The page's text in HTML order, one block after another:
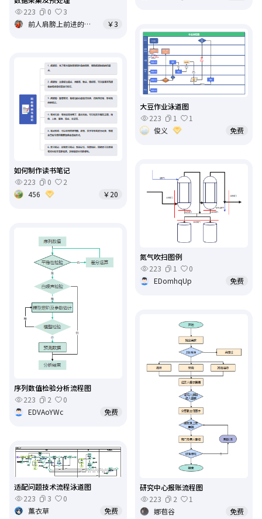
223
0
3
前人肩膀上前进的一后进者
￥3
大豆作业泳道图
223
1
1
俊义
免费
如何制作读书笔记
223
0
2
456
￥20
氮气吹扫图例
223
1
0
EDomhqUp
免费
序列数值检验分析流程图
223
2
0
EDVAoYWc
免费
研究中心报账流程图
223
2
1
娜苞谷
免费
适配问题技术流程泳道图
223
3
0
薰衣草
免费